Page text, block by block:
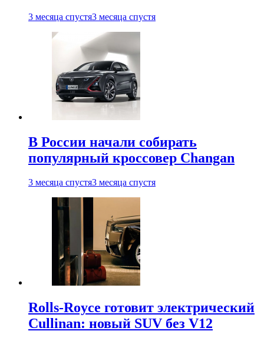
3 месяца спустя3 месяца спустя
В России начали собирать
популярный кроссовер Changan
3 месяца спустя3 месяца спустя
Rolls-Royce готовит электрический
Cullinan: новый SUV без V12